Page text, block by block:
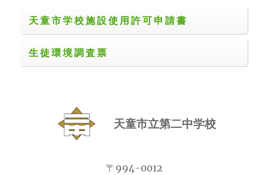
天童市学校施設使用許可申請書
生徒環境調査票
天童市立第二中学校
〒994-0012